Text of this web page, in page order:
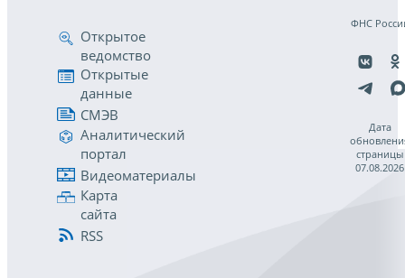
Открытое
ведомство
Открытые
данные
СМЭВ
Аналитический
портал
Видеоматериалы
Карта
сайта
RSS
ФНС
Дата
страницы
07.08.2026